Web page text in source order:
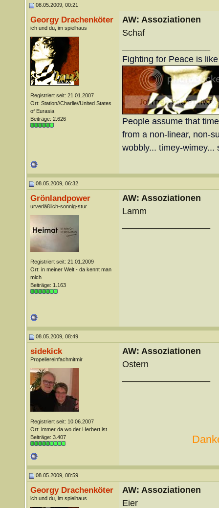
08.05.2009, 00:21
Georgy Drachenköter
ich und du, im spielhaus
Registriert seit: 21.01.2007
Ort: Station//Charlie//United States
of Eurasia
Beiträge: 2.626
AW: Assoziationen
Schaf
Fighting for Peace is
People assume that
from a non-linear, non-
wobbly... timey-wimey...
08.05.2009, 06:32
Grönlandpower
urverläßlich-sonnig-stur
Registriert seit: 21.01.2009
Ort: in meiner Welt - da kennt man
mich
Beiträge: 1.163
AW: Assoziationen
Lamm
08.05.2009, 08:49
sidekick
Propellereinfachmitmir
Registriert seit: 10.06.2007
Ort: immer da wo der Herbert ist...
Beiträge: 3.407
AW: Assoziationen
Ostern
08.05.2009, 08:59
Georgy Drachenköter
ich und du, im spielhaus
AW: Assoziationen
Eier